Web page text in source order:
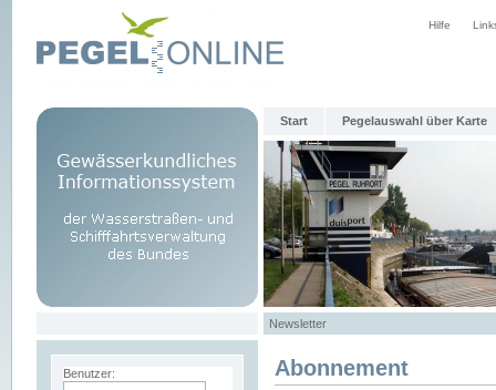
Hilfe
Start Pegelauswahl über Karte
Newsletter
Benutzer: Abonnement